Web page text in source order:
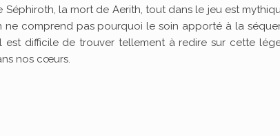
la mort de Aerith, tout dans le jeu est
ne comprend pas pourquoi le soin apporté à la
est difficile de trouver tellement à redire sur cette
nos cœurs.